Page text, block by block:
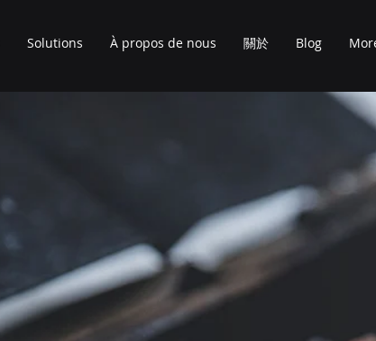
Solutions À propos de nous 關於 Blog